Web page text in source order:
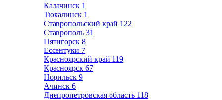
Калачинск 1
Тюкалинск 1
Ставропольский край 122
Ставрополь 31
Пятигорск 8
Ессентуки 7
Красноярский край 119
Красноярск 67
Норильск 9
Ачинск 6
Днепропетровская область 118